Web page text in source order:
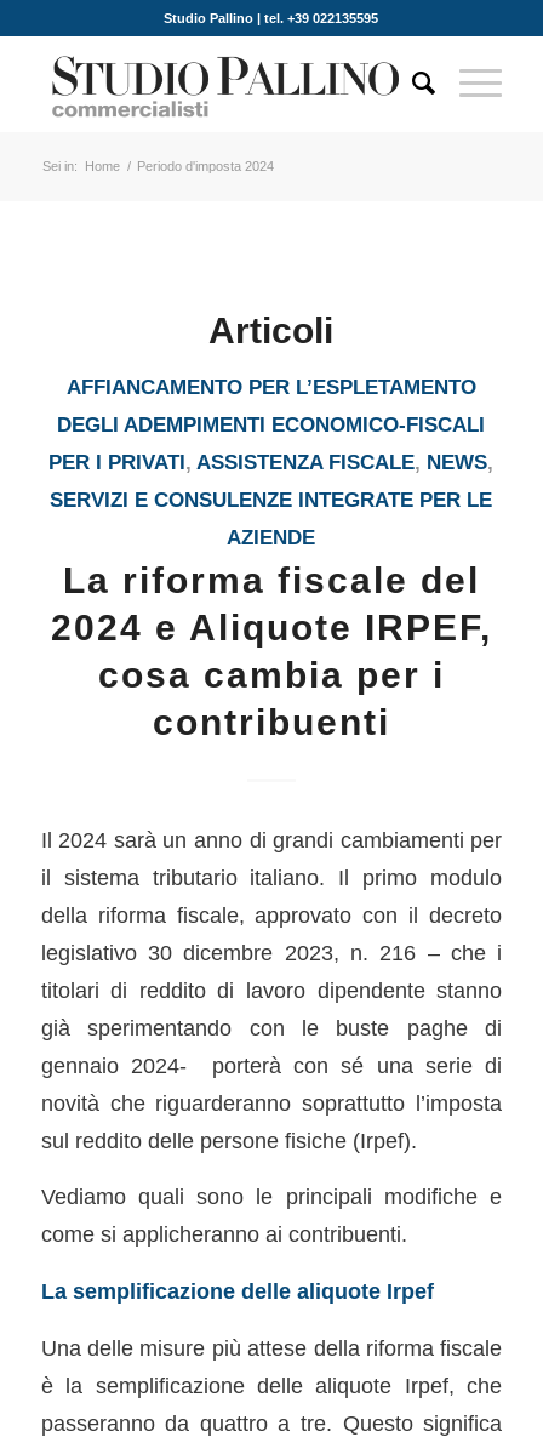
Studio Pallino | tel. +39 022135595
Sei in: Home / Periodo d'imposta 2024
Articoli
AFFIANCAMENTO PER L’ESPLETAMENTO
DEGLI ADEMPIMENTI ECONOMICO-FISCALI
PER I PRIVATI,ASSISTENZA FISCALE, NEWS,
SERVIZI E CONSULENZE INTEGRATE PER LE
AZIENDE
La riforma fiscale del
2024 e Aliquote IRPEF,
cosa cambia per i
contribuenti
Il 2024 sarà un anno di grandi cambiamenti per
il sistema tributario italiano. Il primo modulo
della riforma fiscale, approvato con il decreto
legislativo 30 dicembre 2023, n. 216 – che i
titolari di reddito di lavoro dipendente stanno
già sperimentando con le buste paghe di
gennaio 2024- porterà con sé una serie di
novità che riguarderanno soprattutto l’imposta
sul reddito delle persone fisiche (Irpef).
Vediamo quali sono le principali modifiche e
come si applicheranno ai contribuenti.
La semplificazione delle aliquote Irpef
Una delle misure più attese della riforma fiscale
è la semplificazione delle aliquote Irpef, che
passeranno da quattro a tre. Questo significa